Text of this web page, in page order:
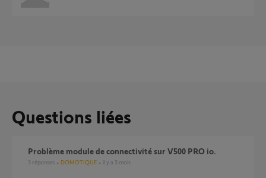
Questions liées
Problème module de connectivité sur V500 PRO io.
3 réponses DOMOTIQUE il y a 3 mois